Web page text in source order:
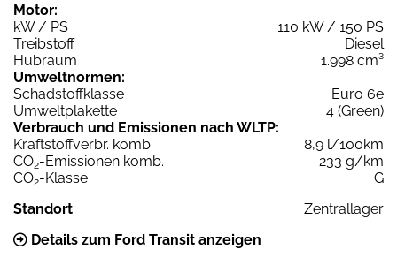
Motor:
kW / PS
110 kW / 150 PS
Treibstoff
Diesel
Hubraum
1.998 cm³
Umweltnormen:
Schadstoffklasse
Euro 6e
Umweltplakette
4 (Green)
Verbrauch und Emissionen nach WLTP:
Kraftstoffverbr. komb.
8,9 l/100km
CO2-Emissionen komb.
233 g/km
CO2-Klasse
G
Standort
Zentrallager
Details zum Ford Transit anzeigen